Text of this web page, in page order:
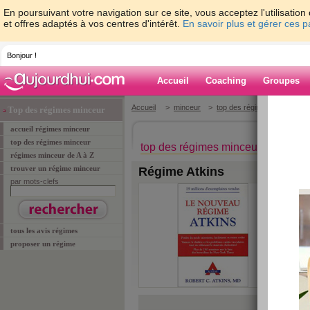
En poursuivant votre navigation sur ce site, vous acceptez
et offres adaptés à vos centres d'intérêt. En savoir plus et gérer ces
Bonjour !
Accueil Coaching Groupes
Top des régimes minceur
accueil régimes minceur
top des régimes minceur
régimes minceur de A à Z
trouver un régime minceur
par mots-clefs
tous les avis régimes
proposer un régime
Accueil > minceur > top des régimes minceur
top des régimes minceur
Régime Atkins
le :